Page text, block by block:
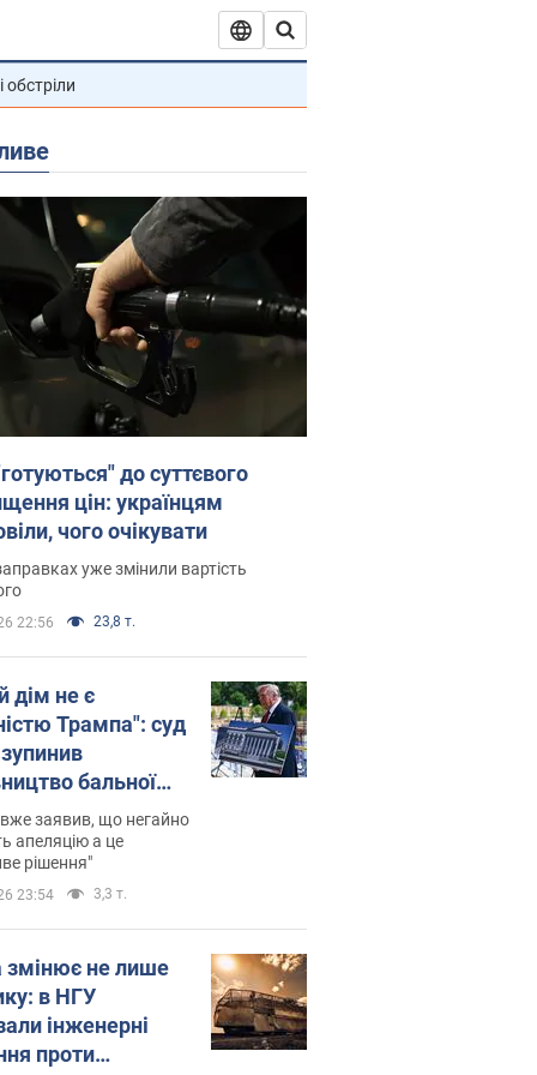
обстріли
до суттєвого
цін: українцям
чого очікувати
уже змінили вартість
22:56 23,8 т.
дім не є
Трампа": суд
бальної
$400 млн
заявив, що негайно
апеляцію а це
рішення"
23:54 3,3 т.
змінює не лише
в НГУ
інженерні
проти